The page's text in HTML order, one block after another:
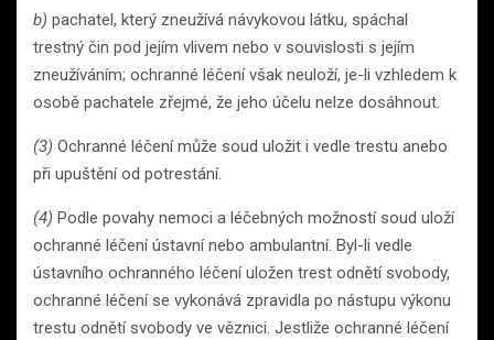
b) pachatel, který zneužívá návykovou látku, spáchal
trestný čin pod jejím vlivem nebo v souvislosti s jejím
zneužíváním; ochranné léčení však neuloží, je-li vzhledem k
osobě pachatele zřejmé, že jeho účelu nelze dosáhnout.
(3) Ochranné léčení může soud uložit i vedle trestu anebo
při upuštění od potrestání.
(4) Podle povahy nemoci a léčebných možností soud uloží
ochranné léčení ústavní nebo ambulantní. Byl-li vedle
ústavního ochranného léčení uložen trest odnětí svobody,
ochranné léčení se vykonává zpravidla po nástupu výkonu
trestu odnětí svobody ve věznici. Jestliže ochranné léčení